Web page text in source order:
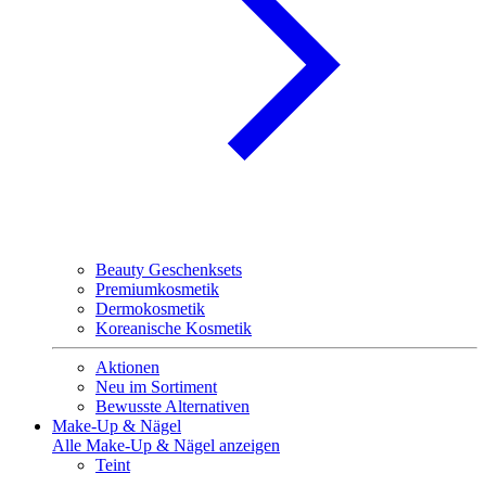
Beauty Geschenksets
Premiumkosmetik
Dermokosmetik
Koreanische Kosmetik
Aktionen
Neu im Sortiment
Bewusste Alternativen
Make-Up & Nägel
Alle Make-Up & Nägel anzeigen
Teint